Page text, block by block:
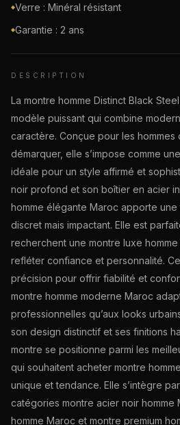
◆Verre : Minéral résistant
◆Garantie : 2 ans
DESCRIPTION
La montre homme Distinct Black
modèle puissant qui combine
caractère. Conçue pour les hommes
démarquer, elle s’impose comme
idéale pour un style affirmé et
noir profond et son boîtier en acier
homme élégante Maroc apporte
discret mais impactant. Elle est
recherchent une montre luxe
refléter confiance et personnalité.
précision pour offrir fiabilité et
montre homme moderne Maroc
professionnelles qu’aux looks
son design distinctif et ses finitions
montre se positionne parmi les
qui souhaitent acheter montre
unique et tendance. Elle s’intègre
catégories montre acier noir homme
homme Maroc et montre premium